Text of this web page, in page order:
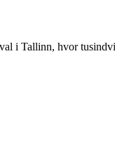
i Tallinn, hvor